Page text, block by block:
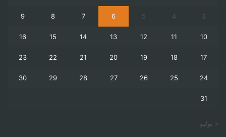
3
4
5
6
7
8
9
10
11
12
13
14
15
16
17
18
19
20
21
22
23
24
25
26
27
28
29
30
31
« يوليو